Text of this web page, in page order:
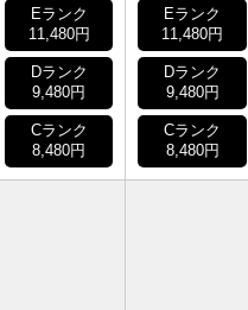
Eランク
11,480円
Dランク
9,480円
Cランク
8,480円
Eランク
11,480円
Dランク
9,480円
Cランク
8,480円